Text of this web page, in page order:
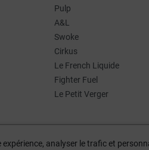
Pulp
A&L
Swoke
Cirkus
Le French Liquide
Fighter Fuel
Le Petit Verger
analyser le trafic et